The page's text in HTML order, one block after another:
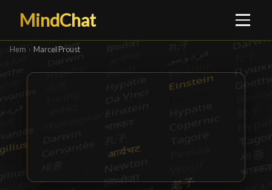
MindChat
Hem › Marcel Proust